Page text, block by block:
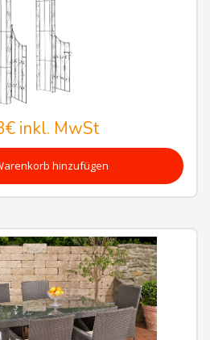
inkl. MwSt
hinzufügen